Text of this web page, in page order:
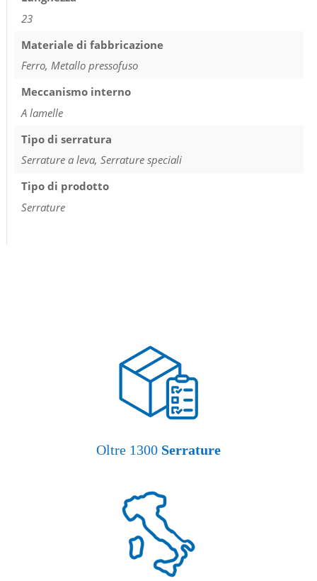
23
Materiale di fabbricazione
Ferro, Metallo pressofuso
Meccanismo interno
A lamelle
Tipo di serratura
Serrature a leva, Serrature speciali
Tipo di prodotto
Serrature
Oltre 1300 Serrature